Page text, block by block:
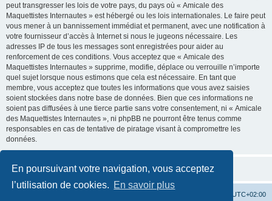
En poursuivant votre navigation, vous acceptez
l’utilisation de cookies. En savoir plus
peut transgresser les lois de votre pays, du pays où « Amicale des
Maquettistes Internautes » est hébergé ou les lois internationales. Le faire peut
vous mener à un bannissement immédiat et permanent, avec une notification à
votre fournisseur d’accès à Internet si nous le jugeons nécessaire. Les
adresses IP de tous les messages sont enregistrées pour aider au
renforcement de ces conditions. Vous acceptez que « Amicale des
Maquettistes Internautes » supprime, modifie, déplace ou verrouille n’importe
quel sujet lorsque nous estimons que cela est nécessaire. En tant que
membre, vous acceptez que toutes les informations que vous avez saisies
soient stockées dans notre base de données. Bien que ces informations ne
soient pas diffusées à une tierce partie sans votre consentement, ni « Amicale
des Maquettistes Internautes », ni phpBB ne pourront être tenus comme
responsables en cas de tentative de piratage visant à compromettre les
données.
UTC+02:00